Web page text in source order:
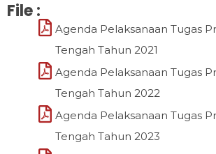
File :
Agenda Pelaksanaan Tugas
Tengah Tahun 2021
Agenda Pelaksanaan Tugas
Tengah Tahun 2022
Agenda Pelaksanaan Tugas
Tengah Tahun 2023